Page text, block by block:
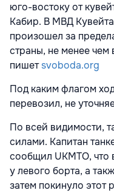
юго-востоку от
Кабир. В МВД
произошел за
страны, не менее чем
пишетsvoboda.org
Под каким флагом
перевозил, не
По всей видимости,
силами. Капитан
сообщил UKMTO,
у левого борта, а
затем покинуло этот